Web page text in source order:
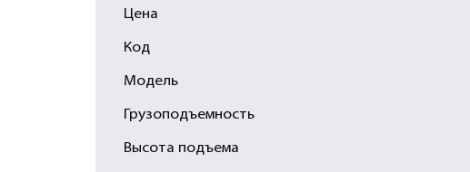
Цена
Код
Модель
Грузоподъемность
Высота подъема